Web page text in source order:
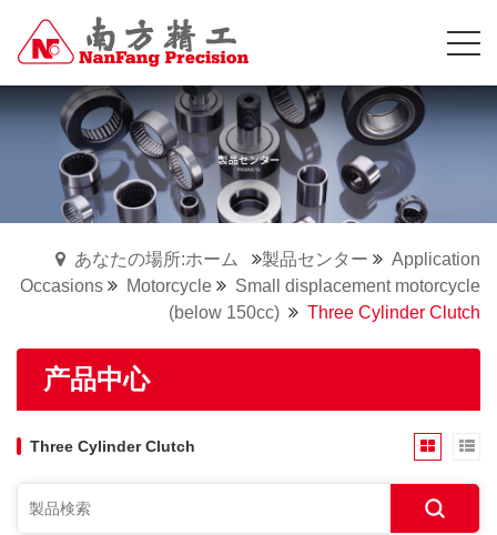
あなたの場所:ホーム 製品センター
Application
Occasions
Motorcycle
Small displacement motorcycle
(below 150cc)
Three Cylinder Clutch
产品中心
Three Cylinder Clutch